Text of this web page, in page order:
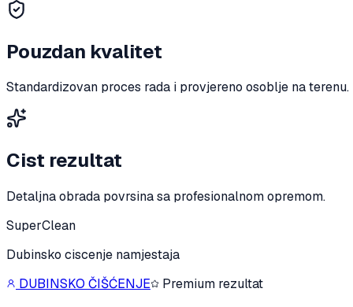
Pouzdan kvalitet
Standardizovan proces rada i provjereno osoblje na terenu.
Cist rezultat
Detaljna obrada povrsina sa profesionalnom opremom.
SuperClean
Dubinsko ciscenje namjestaja
DUBINSKO ČIŠĆENJE
Premium rezultat